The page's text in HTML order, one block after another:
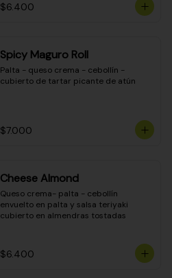
$6.400
Spicy Maguro Roll
Palta - queso crema - cebollín -
cubierto de tartar picante de atún
$7.000
Cheese Almond
Queso crema- palta - cebollín
envuelto en palta y salsa teriyaki
cubierto en almendras tostadas
$6.400